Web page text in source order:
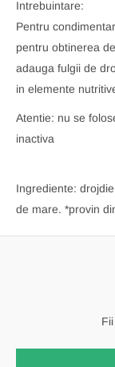
Intrebuintare:
Pentru
pentru obtinerea
adauga fulgii de
in elemente
Atentie: nu se
inactiva
Ingrediente:
de mare. *provin